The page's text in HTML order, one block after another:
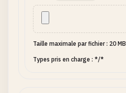
Taille maximale par fichier : 20 MB
Types pris en charge : */*